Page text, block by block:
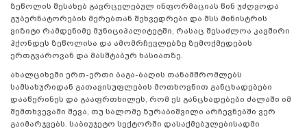
ზეწოლის შესახებ გავრცელებულ ინფორმაციას წინ უძღვოდა
გუბერნატორების მერებთან შეხვედრები და შსს მინისტრის
ვიზიტი რამდენიმე მუნიციპალიტეტში, რასაც შესაძლოა კავშირი
ჰქონდეს ზეწოლისა და ამომრჩევლებზე ზემოქმედების
ერთგვაროვან და მასშტაბურ ხასიათზე.
ახალციხეში ერთ-ერთი ბაგა-ბაღის თანამშრომლებს
სამსახურიდან გათავისუფლების მოთხოვნით განცხადებები
დააწერინეს და გააფრთხილეს, რომ ეს განცხადებები ძალაში იმ
შემთხვევაში შევა, თუ სალომე ზურაბიშვილი არჩევნებში ვერ
გაიმარჯვებს. საბიუჯეტო სექტორში დასაქმებულებისადმი